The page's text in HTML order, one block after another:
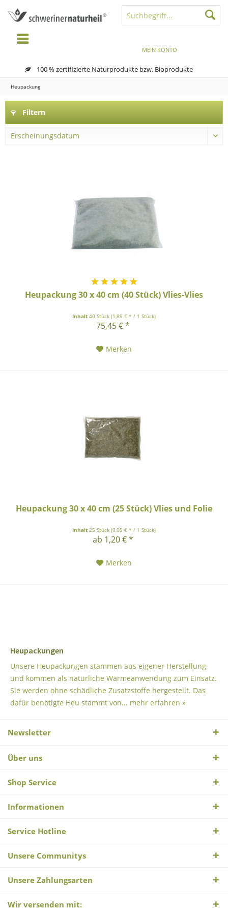
100 % zertifizierte Naturprodukte bzw. Bioprodukte
MEIN KONTO
Heupackung
Filtern
Heupackung 30 x 40 cm (40 Stück) Vlies-Vlies
Inhalt40 Stück(1,89 € * / 1 Stück)
75,45 € *
Merken
Heupackung 30 x 40 cm (25 Stück) Vlies und Folie
Inhalt25 Stück(0,05 € * / 1 Stück)
ab 1,20 € *
Merken
Heupackungen
Unsere Heupackungen stammen aus eigener Herstellung
und kommen als natürliche Wärmeanwendung zum Einsatz.
Sie werden ohne schädliche Zusatzstoffe hergestellt. Das
dafür benötigte Heu stammt von... mehr erfahren »
Newsletter
Über uns
Shop Service
Informationen
Service Hotline
Unsere Communitys
Unsere Zahlungsarten
Wir versenden mit: